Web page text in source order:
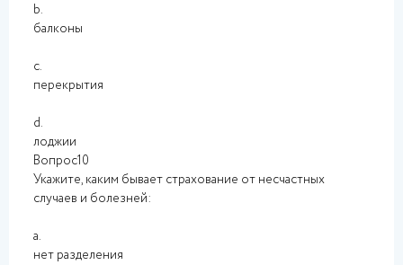
b.
балконы
c.
перекрытия
d.
лоджии
Вопрос10
Укажите, каким бывает страхование от несчастных
случаев и болезней:
a.
нет разделения